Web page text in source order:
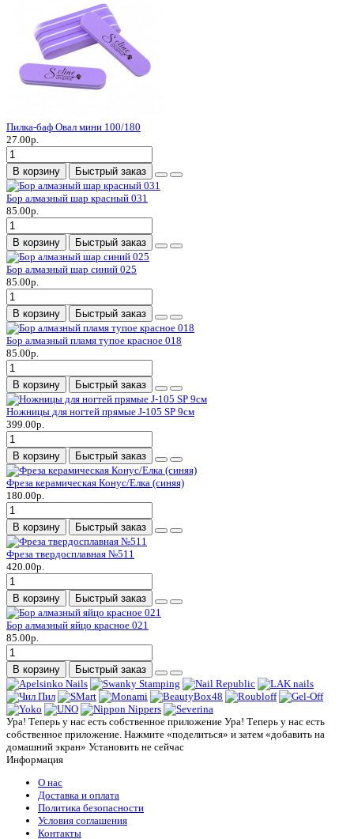
Пилка-баф Овал мини 100/180
27.00р.
В корзину Быстрый заказ
Бор алмазный шар красный 031
85.00р.
В корзину Быстрый заказ
Бор алмазный шар синий 025
85.00р.
В корзину Быстрый заказ
Бор алмазный пламя тупое красное 018
85.00р.
В корзину Быстрый заказ
Ножницы для ногтей прямые J-105 SP 9см
399.00р.
В корзину Быстрый заказ
Фреза керамическая Конус/Елка (синяя)
180.00р.
В корзину Быстрый заказ
Фреза твердосплавная №511
420.00р.
В корзину Быстрый заказ
Бор алмазный яйцо красное 021
85.00р.
В корзину Быстрый заказ
Ура! Теперь у нас есть собственное приложение Ура! Теперь у нас есть
собственное приложение. Нажмите «поделиться» и затем «добавить на
домашний экран» Установить не сейчас
Информация
О нас
Доставка и оплата
Политика безопасности
Условия соглашения
Контакты